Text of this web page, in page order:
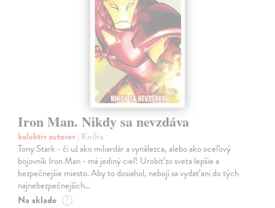
Iron Man. Nikdy sa nevzdáva
kolektív autorov| Kniha
Tony Stark - či už ako miliardár a vynálezca, alebo ako oceľový
bojovník Iron Man - má jediný cieľ: Urobiť zo sveta lepšie a
bezpečnejšie miesto. Aby to dosiahol, nebojí sa vydať ani do tých
najnebezpečnejších…
Na sklade ?